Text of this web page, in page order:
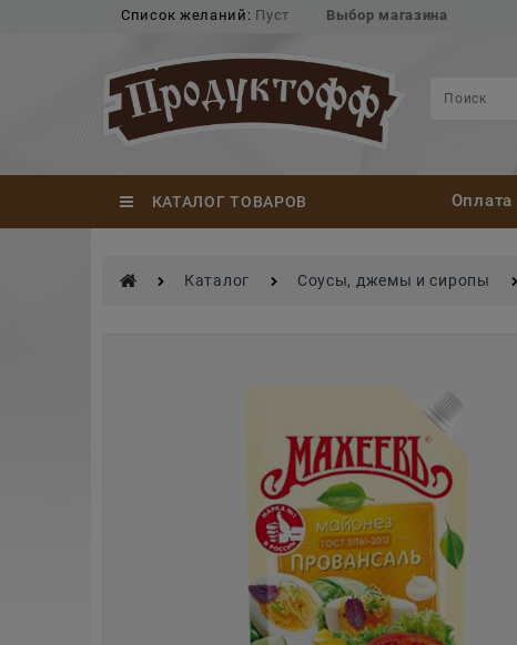
Список желаний: Пуст Выбор магазина
КАТАЛОГ ТОВАРОВ Оплата
Каталог Соусы, джемы и сиропы